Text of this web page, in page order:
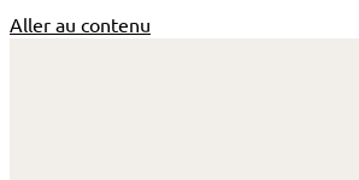
Aller au contenu